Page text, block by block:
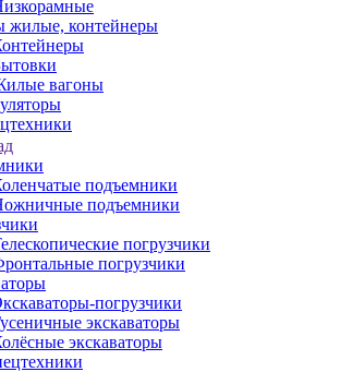
жилые, контейнеры
вагоны
подъемники
подъемники
погрузчики
погрузчики
погрузчики
экскаваторы
экскаваторы